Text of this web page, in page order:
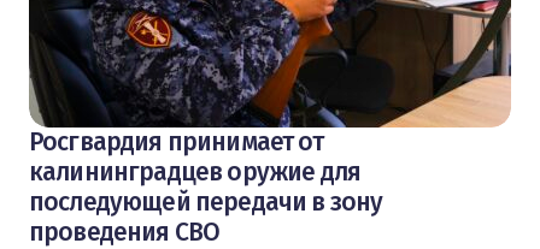
Росгвардия принимает от
калининградцев оружие для
последующей передачи в зону
проведения СВО